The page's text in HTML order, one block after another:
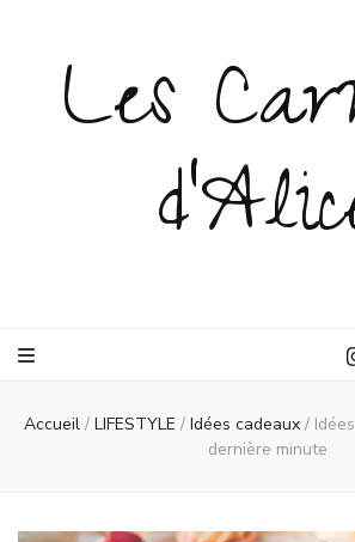
Les
Accueil / LIFESTYLE / Idées cadeaux /
dernière minute